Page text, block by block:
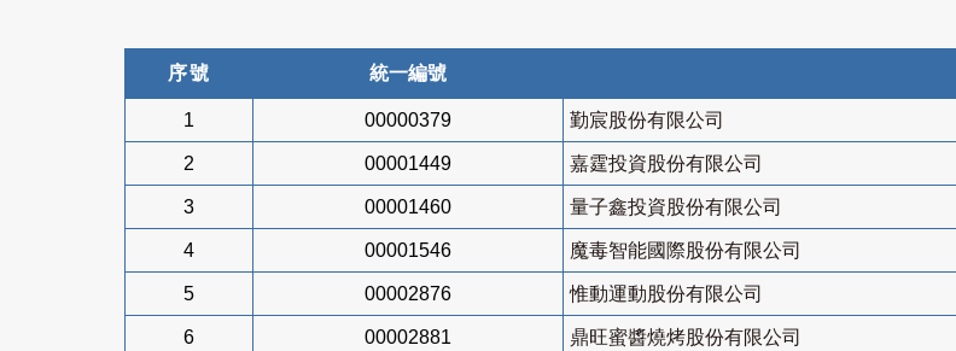
序號 統一編號
1 00000379 勤宸股份有限公司
2 00001449 嘉霆投資股份有限公司
3 00001460 量子鑫投資股份有限公司
4 00001546 魔毒智能國際股份有限公司
5 00002876 惟動運動股份有限公司
6 00002881 鼎旺蜜醬燒烤股份有限公司